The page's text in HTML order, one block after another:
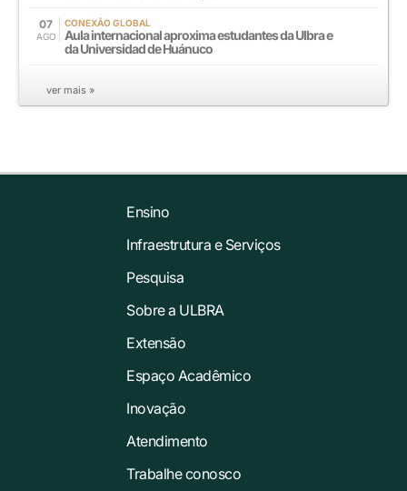
07
AGO
CONEXÃO GLOBAL
Aula internacional aproxima estudantes da Ulbra e
da Universidad de Huánuco
ver mais »
Ensino
Infraestrutura e Serviços
Pesquisa
Sobre a ULBRA
Extensão
Espaço Acadêmico
Inovação
Atendimento
Trabalhe conosco